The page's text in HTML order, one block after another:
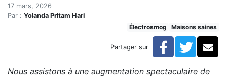
Accueil
Articles
Hypersensibilités environnementales
Hypersensibilité vs neurosensibilisation (réservé)
Hypersensibilité vs
17 mars, 2026
Par : Yolanda Pritam Hari
Électrosmog
Maisons saines
Partager sur Facebook
Nous assistons à une augmentation spectaculaire de